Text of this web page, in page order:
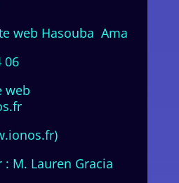
web Hasouba Ama
06
web
: M. Lauren Gracia